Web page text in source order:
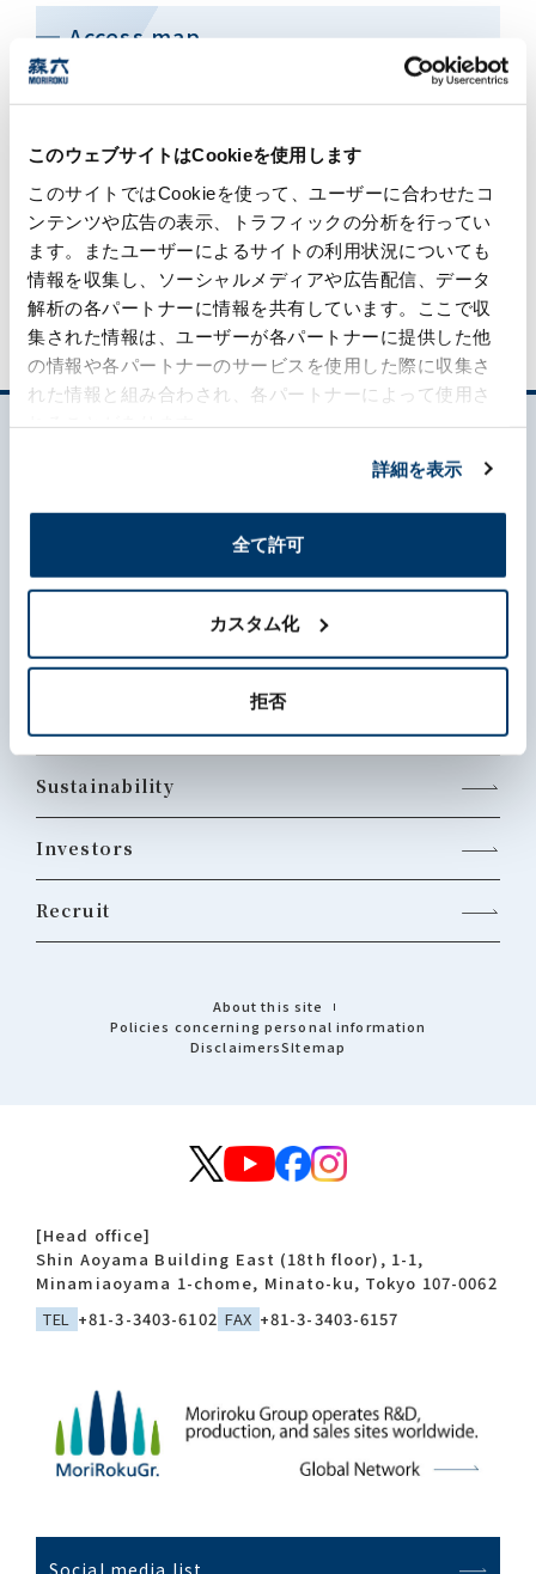
このウェブサイトはCookieを使用します
このサイトではCookieを使って、ユーザーに合わせたコ
ンテンツや広告の表示、トラフィックの分析を行ってい
ます。またユーザーによるサイトの利用状況についても
情報を収集し、ソーシャルメディアや広告配信、データ
解析の各パートナーに情報を共有しています。ここで収
集された情報は、ユーザーが各パートナーに提供した他
の情報や各パートナーのサービスを使用した際に収集さ
れた情報と組み合わされ、各パートナーによって使用さ
詳細を表示
全て許可
カスタム化
拒否
Access map
[Head office]
Shin Aoyama Building East (18th floor), 1-1,
Minamiaoyama 1-chome, Minato-ku, Tokyo 107-0062
TEL +81-3-3403-6102 FAX +81-3-3403-6157
Social media list
What's MORIROKU?
About Us
Sustainability
Investors
Recruit
About this site
Policies concerning personal information
DisclaimersSitemap